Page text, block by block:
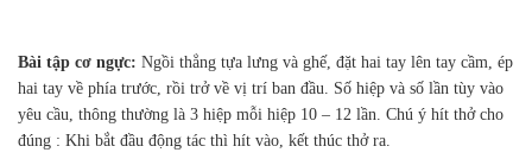
Bài tập cơ ngực: Ngồi thẳng tựa lưng và ghế, đặt hai tay lên tay cầm, ép
hai tay về phía trước, rồi trở về vị trí ban đầu. Số hiệp và số lần tùy vào
yêu cầu, thông thường là 3 hiệp mỗi hiệp 10 – 12 lần. Chú ý hít thở cho
đúng : Khi bắt đầu động tác thì hít vào, kết thúc thở ra.